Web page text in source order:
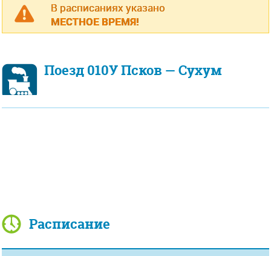
В расписаниях указано
МЕСТНОЕ ВРЕМЯ!
Поезд 010У Псков — Сухум
Расписание